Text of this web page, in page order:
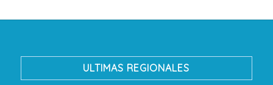
ULTIMAS REGIONALES